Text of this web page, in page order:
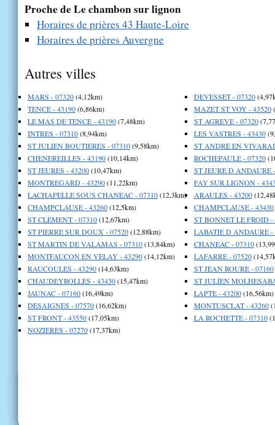
Proche de Le chambon sur lignon
Horaires de prières 43 Haute-Loire
Horaires de prières Auvergne
Autres villes
MARS - 07320(4,12km)
TENCE - 43190(6,86km)
LE MAS DE TENCE - 43190(7,48km)
INTRES - 07310(8,94km)
ST JULIEN BOUTIERES - 07310(9,58km)
CHENEREILLES - 43190(10,14km)
ST JEURES - 43200(10,47km)
MONTREGARD - 43290(11,22km)
LACHAPELLE SOUS CHANEAC - 07310(12,3km)
CHAMPCLAUSE - 43260(12,5km)
ST CLEMENT - 07310(12,67km)
ST PIERRE SUR DOUX - 07520(12,88km)
ST MARTIN DE VALAMAS - 07310(13,84km)
MONTFAUCON EN VELAY - 43290(14,12km)
RAUCOULES - 43290(14,63km)
CHAUDEYROLLES - 43430(15,47km)
JAUNAC - 07160(16,49km)
DESAIGNES - 07570(16,62km)
ST FRONT - 43550(17,05km)
NOZIERES - 07270(17,37km)
DEVESSET - 07320
MAZET ST VOY - 43520
ST AGREVE - 07320
LES VASTRES - 43430
ST ANDRE EN
ROCHEPAULE - 07320
ST JEURE D ANDAURE
FAY SUR LIGNON -
ARAULES - 43200
CHAMPCLAUSE - 43430
ST BONNET LE FROID -
LABATIE D ANDAURE -
CHANEAC - 07310
LAFARRE - 07520
ST JEAN ROURE - 07160
ST JULIEN
LAPTE - 43200(16,56km)
MONTUSCLAT - 43260
LA ROCHETTE - 07310